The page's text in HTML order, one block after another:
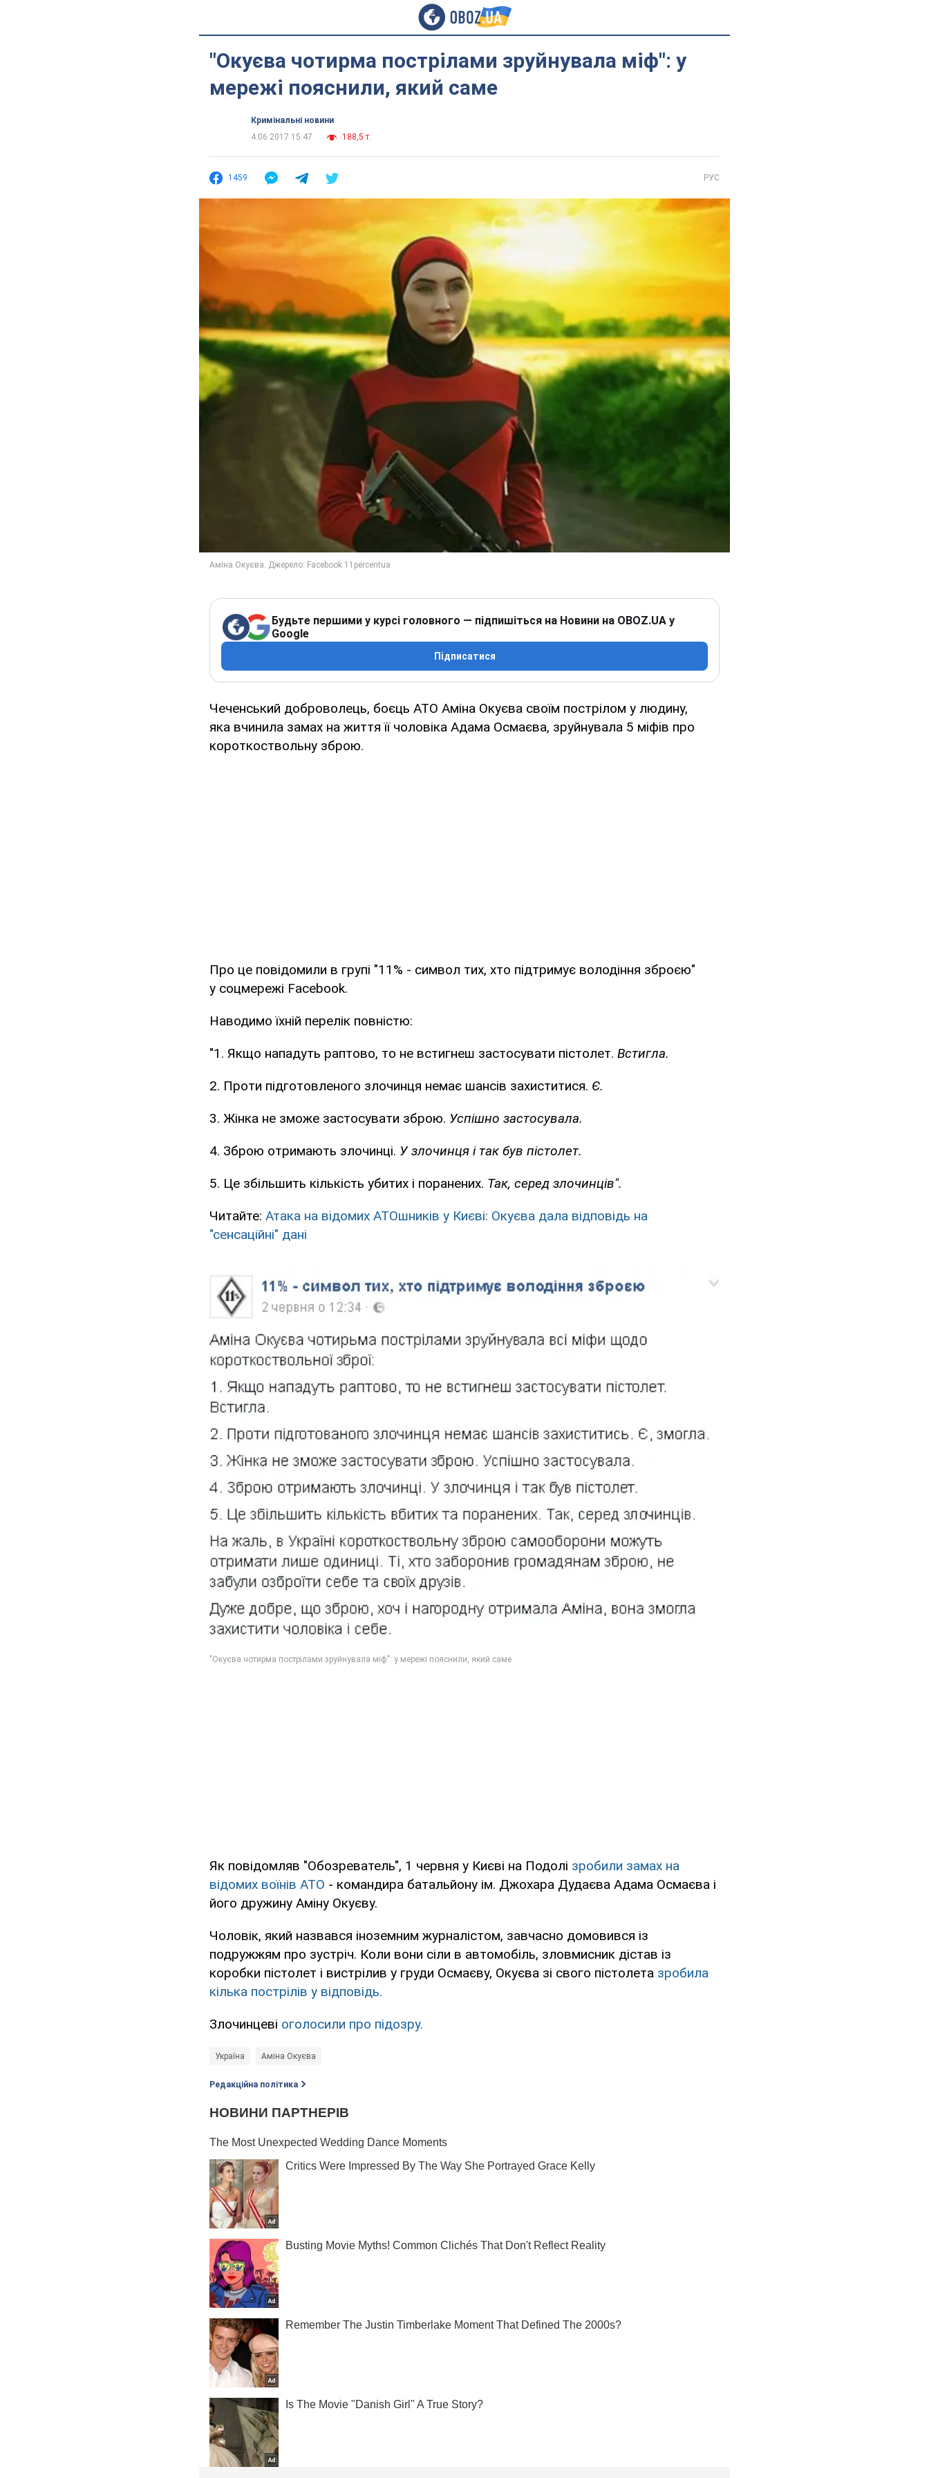
"Окуєва чотирма пострілами зруйнувала міф": у
мережі пояснили, який саме
Кримінальні новини
4.06.2017 15:47
188,5 т.
1459 РУС
Будьте першими у курсі головного — підпишіться на Новини на OBOZ.UA у
Google
Підписатися
Чеченський доброволець, боєць АТО Аміна Окуєва своїм пострілом у людину,
яка вчинила замах на життя її чоловіка Адама Осмаєва, зруйнувала 5 міфів про
короткоствольну зброю.
Про це повідомили в групі "11% - символ тих, хто підтримує володіння зброєю"
у соцмережі Facebook.
Наводимо їхній перелік повністю:
"1. Якщо нападуть раптово, то не встигнеш застосувати пістолет. Встигла.
2. Проти підготовленого злочинця немає шансів захиститися. Є.
3. Жінка не зможе застосувати зброю. Успішно застосувала.
4. Зброю отримають злочинці. У злочинця і так був пістолет.
5. Це збільшить кількість убитих і поранених. Так, серед злочинців".
Читайте: Атака на відомих АТОшників у Києві: Окуєва дала відповідь на
"сенсаційні" дані
Як повідомляв "Обозреватель", 1 червня у Києві на Подолі зробили замах на
відомих воїнів АТО - командира батальйону ім. Джохара Дудаєва Адама Осмаєва і
його дружину Аміну Окуєву.
Чоловік, який назвався іноземним журналістом, завчасно домовився із
подружжям про зустріч. Коли вони сіли в автомобіль, зловмисник дістав із
коробки пістолет і вистрілив у груди Осмаєву, Окуєва зі свого пістолета зробила
кілька пострілів у відповідь.
Злочинцеві оголосили про підозру.
Україна Аміна Окуєва
Редакційна політика